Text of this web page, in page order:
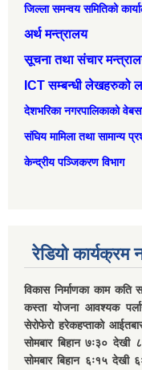
जिल्ला समन्वय समितिको
अर्थ मन्त्रालय
सूचना तथा संचार
ICT सम्बन्धी लेखहरुको
देशभरिका नगरपालिकाको
संघिय मामिला तथा सामान्‍य
केन्द्रीय पञ्जिकरण विभाग
रेडियो कार्यक्रम
विकास निर्माणका काम कति
कस्ता योजना आवश्यक
सेरोफेरो हरेकहप्ताको
सोमबार बिहान ७ः३०
सोमबार बिहान ६ः१५ देखी